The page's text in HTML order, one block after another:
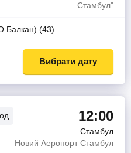
Стамбул"
Балкан) (43)
Вибрати дату
12:00
Стамбул
Новий Аеропорт Стамбул